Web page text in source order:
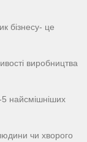
бізнесу- це
виробництва
5 найсмішніших
чи хворого